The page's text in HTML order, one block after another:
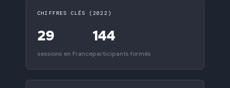
CHIFFRES CLÉS (2022)
29
sessions en France
144
participants formés